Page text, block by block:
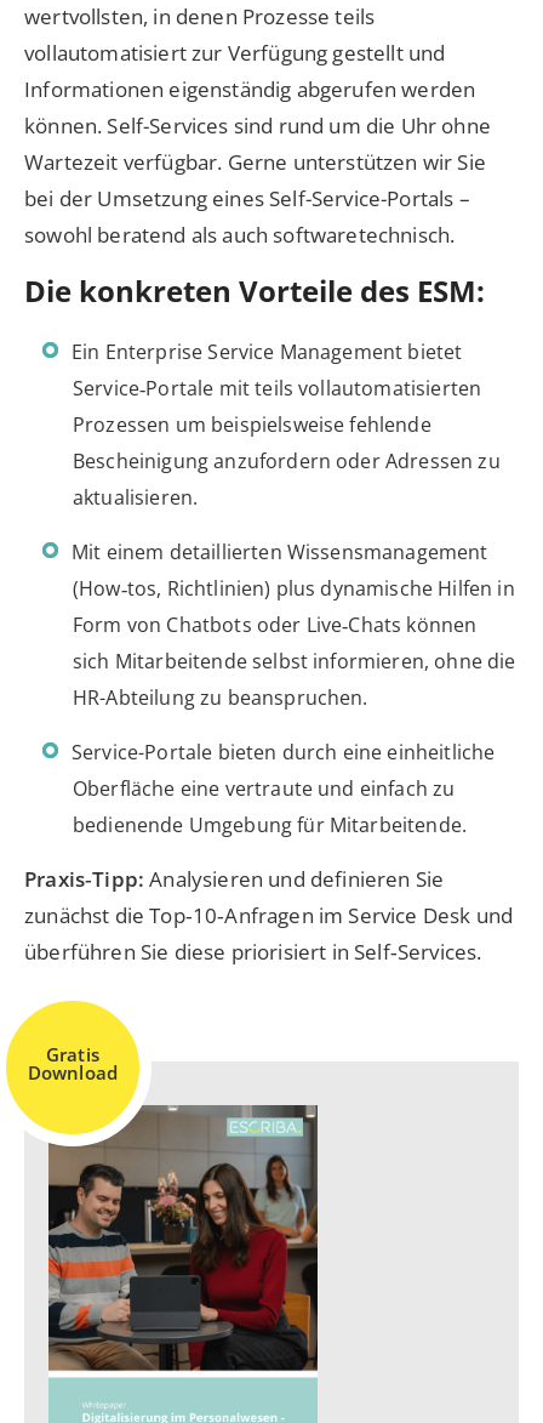
wertvollsten, in denen Prozesse teils
vollautomatisiert zur Verfügung gestellt und
Informationen eigenständig abgerufen werden
können. Self-Services sind rund um die Uhr ohne
Wartezeit verfügbar. Gerne unterstützen wir Sie
bei der Umsetzung eines Self-Service-Portals –
sowohl beratend als auch softwaretechnisch.
Die konkreten Vorteile des ESM:
Ein Enterprise Service Management bietet
Service‑Portale mit teils vollautomatisierten
Prozessen um beispielsweise fehlende
Bescheinigung anzufordern oder Adressen zu
aktualisieren.
Mit einem detaillierten Wissensmanagement
(How‑tos, Richtlinien) plus dynamische Hilfen in
Form von Chatbots oder Live‑Chats können
sich Mitarbeitende selbst informieren, ohne die
HR-Abteilung zu beanspruchen.
Service-Portale bieten durch eine einheitliche
Oberfläche eine vertraute und einfach zu
bedienende Umgebung für Mitarbeitende.
Praxis‑Tipp: Analysieren und definieren Sie
zunächst die Top‑10‑Anfragen im Service Desk und
überführen Sie diese priorisiert in Self‑Services.
Gratis
Download